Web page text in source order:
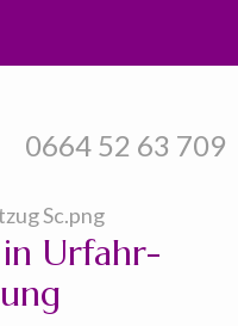
0664 52 63 709
Urfahr-